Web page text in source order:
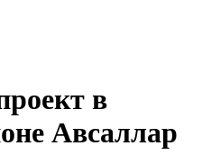
в
Авсаллар